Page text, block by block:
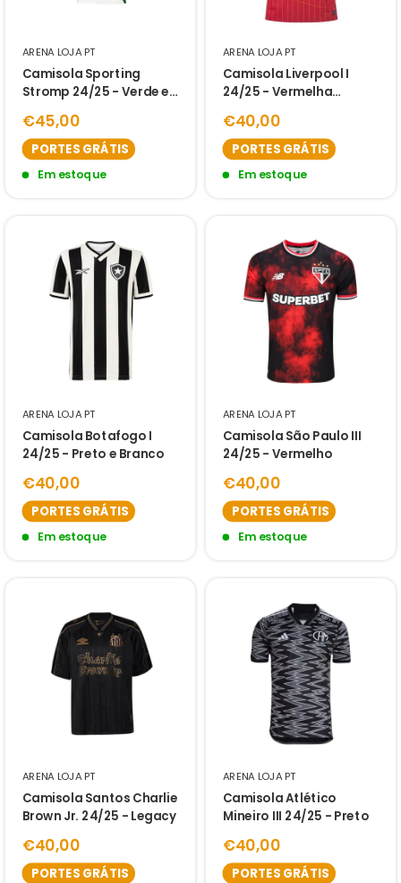
ARENA LOJA PT
Camisola Sporting
Stromp 24/25 - Verde e
€45,00
PORTES GRÁTIS
Em estoque
ARENA LOJA PT
Camisola Liverpool I
24/25 - Vermelha
€40,00
PORTES GRÁTIS
Em estoque
ARENA LOJA PT
Camisola Botafogo I
24/25 - Preto e Branco
€40,00
PORTES GRÁTIS
Em estoque
ARENA LOJA PT
Camisola São Paulo III
24/25 - Vermelho
€40,00
PORTES GRÁTIS
Em estoque
ARENA LOJA PT
Camisola Santos Charlie
Brown Jr. 24/25 - Legacy
€40,00
PORTES GRÁTIS
ARENA LOJA PT
Camisola Atlético
Mineiro III 24/25 - Preto
€40,00
PORTES GRÁTIS